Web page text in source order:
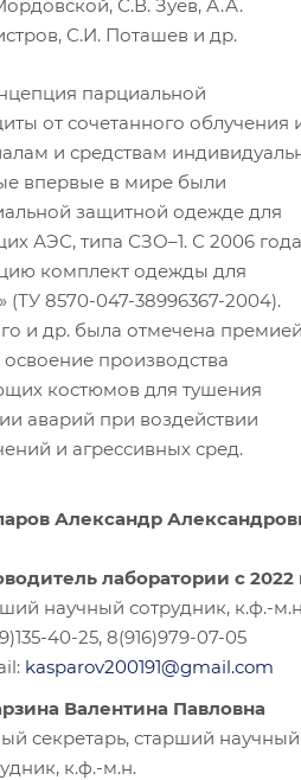
С.В. Зуев, А.А.
С.И. Поташев и др.
парциальной
от сочетанного облучения
и средствам
впервые в мире были
защитной одежде для
АЭС, типа СЗО–1. С 2006 года
комплект одежды для
8570-047-38996367-2004).
и др. была отмечена
производства
костюмов для тушения
аварий при воздействии
и агрессивных сред.
Александр
лаборатории с 2022
научный сотрудник, к.ф.-
40-25, 8(916)979-07-05
kasparov200191@gmail.com
Валентина Павловна
секретарь, старший научный
к.ф.-м.н.